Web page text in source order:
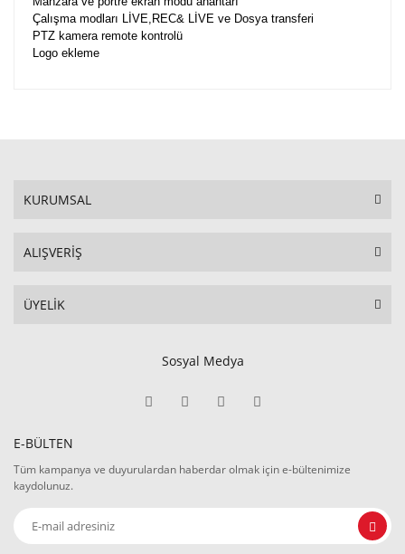
Çalışma modları LİVE,REC& LİVE ve Dosya transferi
PTZ kamera remote kontrolü
Logo ekleme
KURUMSAL
ALIŞVERİŞ
ÜYELİK
Sosyal Medya
E-BÜLTEN
Tüm kampanya ve duyurulardan haberdar olmak için e-bültenimize
kaydolunuz.